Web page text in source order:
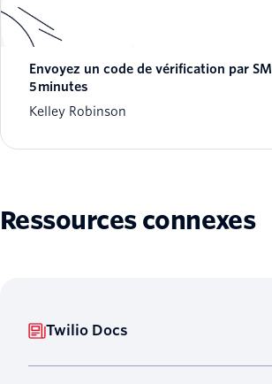
Envoyez un code de vérification par
5 minutes
Kelley Robinson
Ressources connexes
Twilio Docs